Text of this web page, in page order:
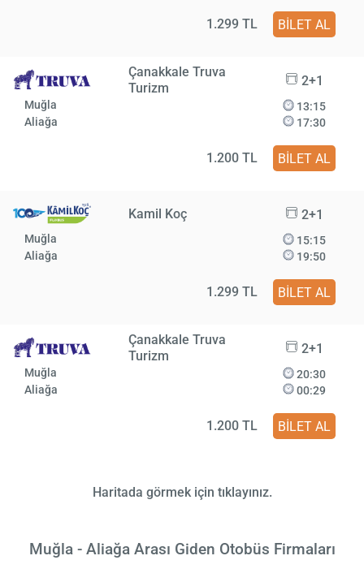
1.299 TL BİLET AL
Çanakkale Truva
Turizm
2+1
Muğla
Aliağa
13:15
17:30
1.200 TL BİLET AL
Kamil Koç 2+1
Muğla
Aliağa
15:15
19:50
1.299 TL BİLET AL
Çanakkale Truva
Turizm
2+1
Muğla
Aliağa
20:30
00:29
1.200 TL BİLET AL
Haritada görmek için tıklayınız.
Muğla - Aliağa Arası Giden Otobüs Firmaları